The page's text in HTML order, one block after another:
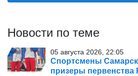
Новости по теме
05 августа 2026, 22:05
Спортсмены
призеры первенства